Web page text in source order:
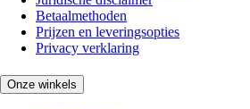
Betaalmethoden
Prijzen en leveringsopties
Privacy verklaring
Onze winkels